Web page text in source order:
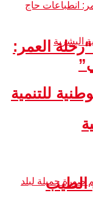
للتنمية
العمر:
الطيب